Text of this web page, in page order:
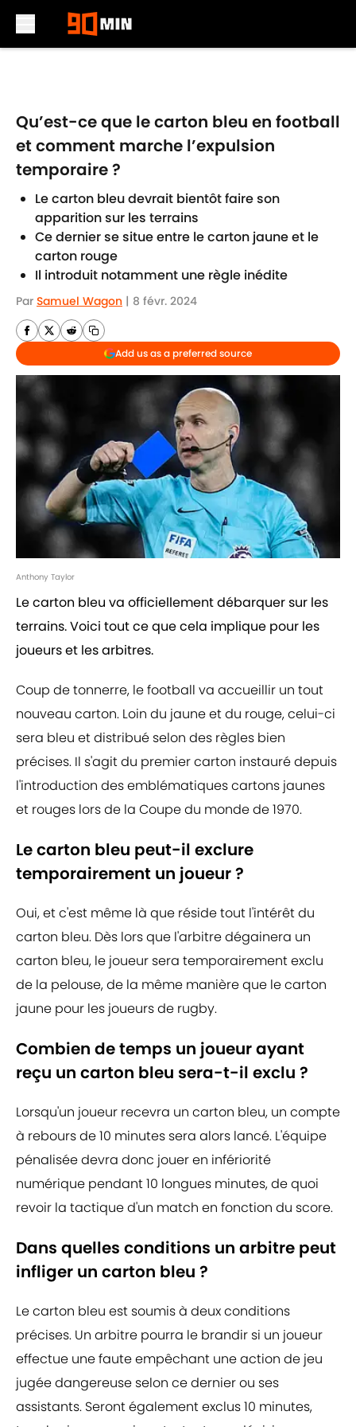
Qu’est-ce que le carton bleu en football
et comment marche l’expulsion
temporaire ?
Le carton bleu devrait bientôt faire son
apparition sur les terrains
Ce dernier se situe entre le carton jaune et le
carton rouge
Il introduit notamment une règle inédite
Par Samuel Wagon | 8 févr. 2024
Add us as a preferred source
Anthony Taylor
Le carton bleu va officiellement débarquer sur les
terrains. Voici tout ce que cela implique pour les
joueurs et les arbitres.
Coup de tonnerre, le football va accueillir un tout
nouveau carton. Loin du jaune et du rouge, celui-ci
sera bleu et distribué selon des règles bien
précises. Il s'agit du premier carton instauré depuis
l'introduction des emblématiques cartons jaunes
et rouges lors de la Coupe du monde de 1970.
Le carton bleu peut-il exclure
temporairement un joueur ?
Oui, et c'est même là que réside tout l'intérêt du
carton bleu. Dès lors que l'arbitre dégainera un
carton bleu, le joueur sera temporairement exclu
de la pelouse, de la même manière que le carton
jaune pour les joueurs de rugby.
Combien de temps un joueur ayant
reçu un carton bleu sera-t-il exclu ?
Lorsqu'un joueur recevra un carton bleu, un compte
à rebours de 10 minutes sera alors lancé. L'équipe
pénalisée devra donc jouer en infériorité
numérique pendant 10 longues minutes, de quoi
revoir la tactique d'un match en fonction du score.
Dans quelles conditions un arbitre peut
infliger un carton bleu ?
Le carton bleu est soumis à deux conditions
précises. Un arbitre pourra le brandir si un joueur
effectue une faute empêchant une action de jeu
jugée dangereuse selon ce dernier ou ses
assistants. Seront également exclus 10 minutes,